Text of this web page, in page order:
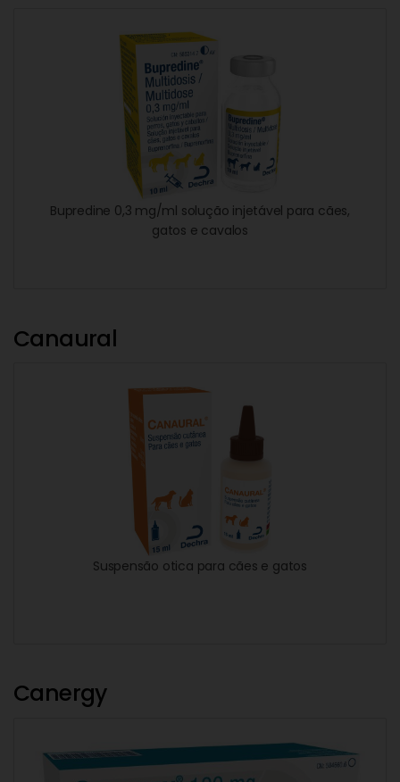
Bupredine 0,3 mg/ml solução injetável para cães,
gatos e cavalos
Canaural
Suspensão otica para cães e gatos
Canergy